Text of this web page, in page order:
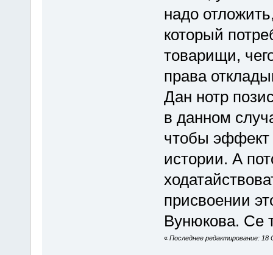
надо
который
товарищи,
права
Дан нотр
в данном
чтобы эффект
истории. А
присвоении
Вунюкова. Се
« Последнее редактирование: